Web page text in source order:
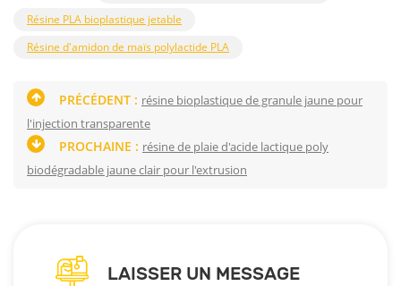
Résine PLA bioplastique jetable
Résine d'amidon de maïs polylactide PLA
PRÉCÉDENT : résine bioplastique de granule jaune pour
l'injection transparente
PROCHAINE : résine de plaie d'acide lactique poly
biodégradable jaune clair pour l'extrusion
LAISSER UN MESSAGE